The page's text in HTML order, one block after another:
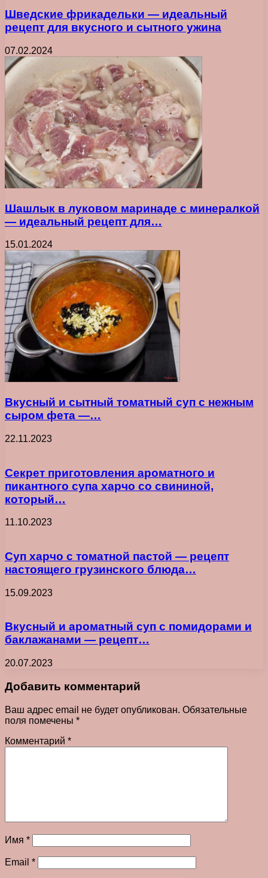
Шведские фрикадельки — идеальный
рецепт для вкусного и сытного ужина
07.02.2024
Шашлык в луковом маринаде с минералкой
— идеальный рецепт для…
15.01.2024
Вкусный и сытный томатный суп с нежным
сыром фета —…
22.11.2023
Секрет приготовления ароматного и
пикантного супа харчо со свининой,
который…
11.10.2023
Суп харчо с томатной пастой — рецепт
настоящего грузинского блюда…
15.09.2023
Вкусный и ароматный суп с помидорами и
баклажанами — рецепт…
20.07.2023
Добавить комментарий
Ваш адрес email не будет опубликован. Обязательные
поля помечены *
Комментарий *
Имя *
Email *